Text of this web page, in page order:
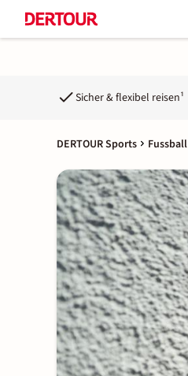
Sicher & flexibel reisen¹
DERTOUR Sports Fussball